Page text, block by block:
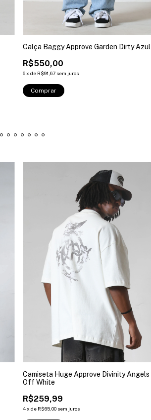
Calça Baggy Approve Garden Dirty Azul
R$550,00
6x de R$91,67 sem juros
Comprar
Camiseta Huge Approve Divinity Angels
Off White
R$259,99
4x de R$65,00 sem juros